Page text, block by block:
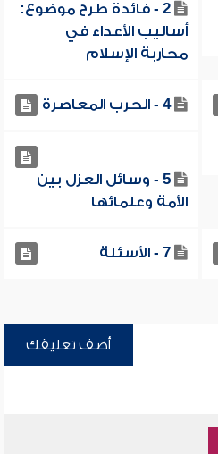
2 - فائدة طرح موضوع:
أساليب الأعداء في
محاربة الإسلام
4 - الحرب المعاصرة
5 - وسائل العزل بين
الأمة وعلمائها
7 - الأسئلة
أضف تعليقك